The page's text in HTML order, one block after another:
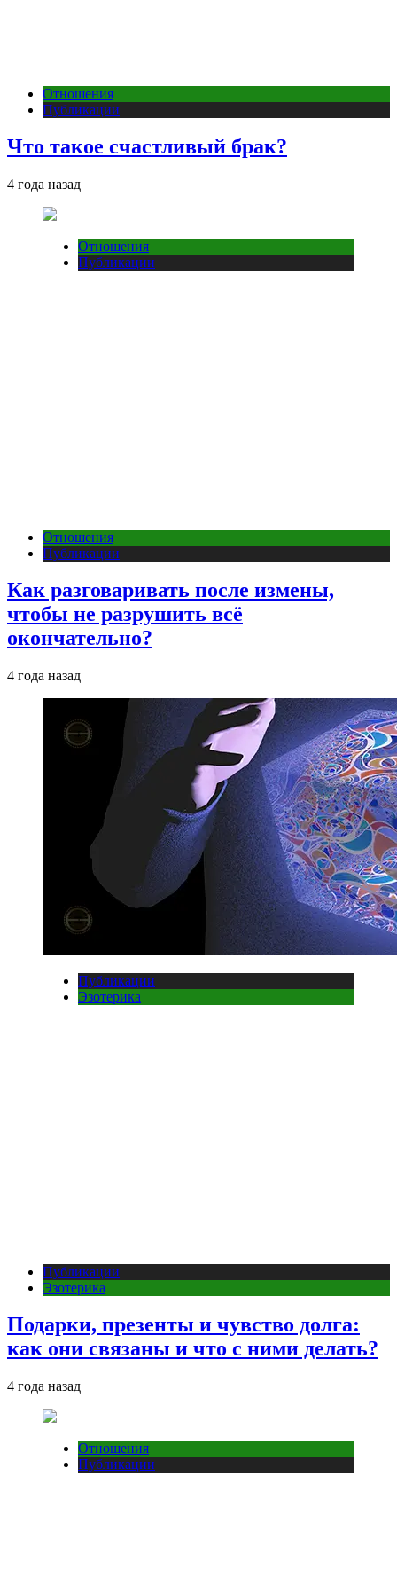
Отношения
Публикации
Что такое счастливый брак?
4 года назад
Отношения
Публикации
Отношения
Публикации
Как разговаривать после измены,
чтобы не разрушить всё
окончательно?
4 года назад
Публикации
Эзотерика
Публикации
Эзотерика
Подарки, презенты и чувство долга:
как они связаны и что с ними делать?
4 года назад
Отношения
Публикации